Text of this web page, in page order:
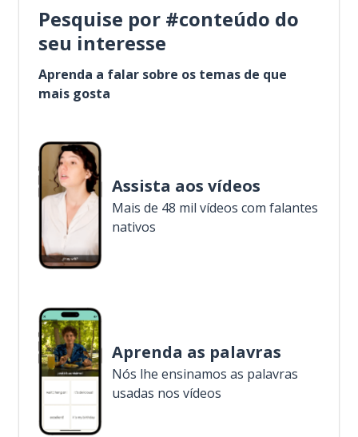
Pesquise por #conteúdo do
seu interesse
Aprenda a falar sobre os temas de que
mais gosta
Assista aos vídeos
Mais de 48 mil vídeos com falantes
nativos
Aprenda as palavras
Nós lhe ensinamos as palavras
usadas nos vídeos